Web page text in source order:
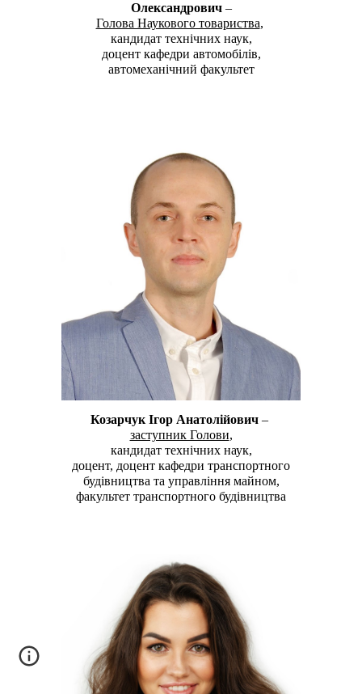
Олександрович–
Голова Наукового товариства,
кандидат технічних наук,
доценткафедри автомобілів,
автомеханічний факультет
Козарчук Ігор Анатолійович –
заступник Голови,
кандидат технічних наук,
доцент, доцент кафедри транспортного
будівництва та управління майном,
факультет транспортного будівництва